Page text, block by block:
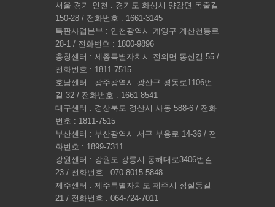
서울 경기 인천 : 경기도 화성시 양감면 독줄길
150-28 / 전화번호 : 1661-3145
특판사업본부 : 인천광역시 계양구 계산천동로
28-1 / 전화번호 : 1800-9896
충청센터 : 세종특별자치시 전의면 동신길 55 /
전화번호 : 1811-7515
호남센터 : 광주광역시 광산구 평동로1106번
길 32 / 전화번호 : 1661-8541
대구센터 : 경상북도 경산시 사동 588-6 / 전화
번호 : 1811-7515
부산센터 : 부산광역시 서구 부용로 14-36 / 전
화번호 : 1899-7311
강원센터 : 강원도 강릉시 동해대로3406번길
23 / 전화번호 : 070-8015-5848
제주센터 : 제주특별자치도 제주시 정실동길
21 / 전화번호 : 064-724-7011